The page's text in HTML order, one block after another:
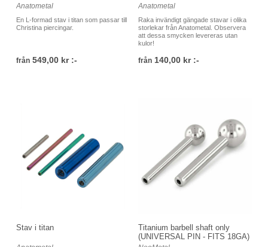
Anatometal
En L-formad stav i titan som passar till
Christina piercingar.
från 549,00 kr :-
Anatometal
Raka invändigt gängade stavar i olika
storlekar från Anatometal. Observera
att dessa smycken levereras utan
kulor!
från 140,00 kr :-
Stav i titan
Titanium barbell shaft only
(UNIVERSAL PIN - FITS 18GA)